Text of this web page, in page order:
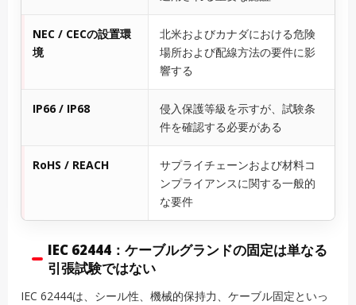
NEC / CECの設置環
境
北米およびカナダにおける危険
場所および配線方法の要件に影
響する
IP66 / IP68
侵入保護等級を示すが、試験条
件を確認する必要がある
RoHS / REACH
サプライチェーンおよび材料コ
ンプライアンスに関する一般的
な要件
IEC 62444：ケーブルグランドの固定は単なる
引張試験ではない
IEC 62444は、シール性、機械的保持力、ケーブル固定といっ